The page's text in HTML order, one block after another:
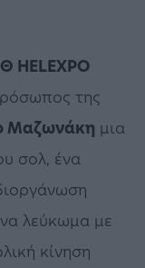
HELEXPO
της
Μαζωνάκη μια
σολ, ένα
λεύκωμα με
κίνηση